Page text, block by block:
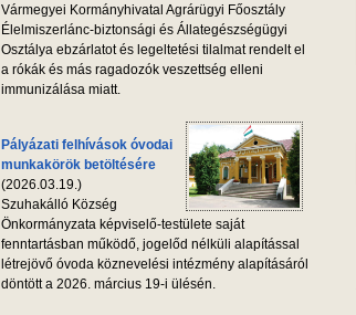
Vármegyei Kormányhivatal Agrárügyi Főosztály
Élelmiszerlánc-biztonsági és Állategészségügyi
Osztálya ebzárlatot és legeltetési tilalmat rendelt el
a rókák és más ragadozók veszettség elleni
immunizálása miatt.
Pályázati felhívások óvodai
munkakörök betöltésére
(2026.03.19.)
Szuhakálló Község
Önkormányzata képviselő-testülete saját
fenntartásban működő, jogelőd nélküli alapítással
létrejövő óvoda köznevelési intézmény alapításáról
döntött a 2026. március 19-i ülésén.